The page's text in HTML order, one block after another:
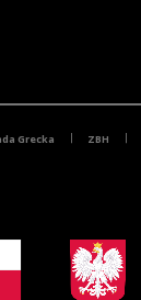
Grecka ZBH